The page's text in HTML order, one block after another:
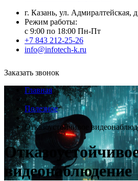
г. Казань, ул. Адмиралтейская,
Режим работы:
с 9:00 по 18:00 Пн-Пт
+7 843 212-25-26
info@infotech-k.ru
Заказать звонок
Главная
/
Полезное
/
Отказоустойчивое
видеонаблюдение